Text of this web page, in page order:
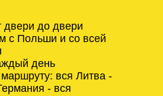
двери до двери
с Польши и со всей
день
вся Литва -
- вся